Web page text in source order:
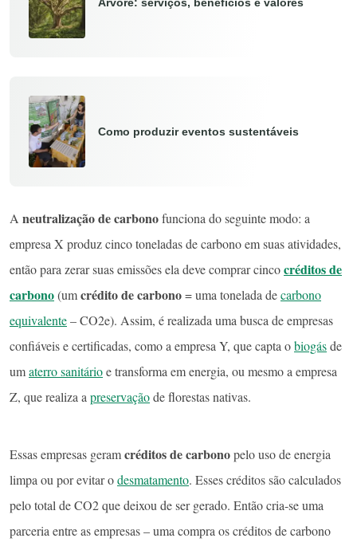
Como produzir eventos sustentáveis
A neutralização de carbonofunciona do seguinte modo: a
empresa X produz cinco toneladas de carbono em suas atividades,
então para zerar suas emissões ela deve comprar cincocréditos de
carbono(umcrédito de carbono= uma tonelada decarbono
equivalente– CO2e). Assim, é realizada uma busca de empresas
confiáveis e certificadas, como a empresa Y, que capta obiogásde
umaterro sanitárioe transforma em energia, ou mesmo a empresa
Z, que realiza a preservaçãode florestas nativas.
Essas empresas geramcréditos de carbonopelo uso de energia
limpa ou por evitar odesmatamento. Esses créditos são calculados
pelo total de CO2 que deixou de ser gerado. Então cria-se uma
parceria entre as empresas – uma compra os créditos de carbono